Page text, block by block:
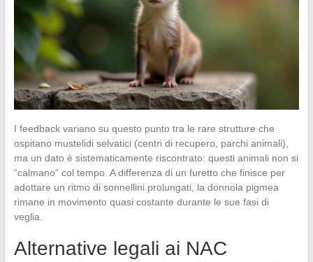
I feedback variano su questo punto tra le rare strutture che
ospitano mustelidi selvatici (centri di recupero, parchi animali),
ma un dato è sistematicamente riscontrato: questi animali non si
“calmano” col tempo. A differenza di un furetto che finisce per
adottare un ritmo di sonnellini prolungati, la donnola pigmea
rimane in movimento quasi costante durante le sue fasi di
veglia.
Alternative legali ai NAC